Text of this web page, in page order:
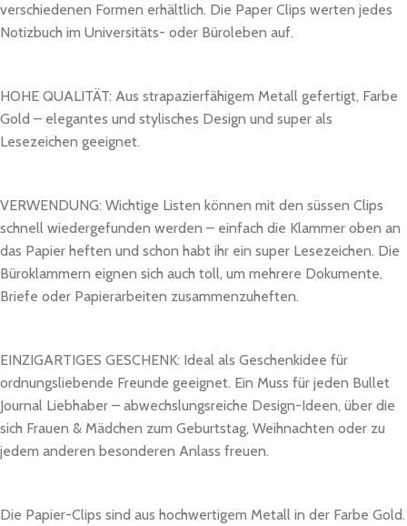
verschiedenen Formen erhältlich. Die Paper Clips werten jedes
Notizbuch im Universitäts- oder Büroleben auf.
HOHE QUALITÄT: Aus strapazierfähigem Metall gefertigt, Farbe
Gold – elegantes und stylisches Design und super als
Lesezeichen geeignet.
VERWENDUNG: Wichtige Listen können mit den süssen Clips
schnell wiedergefunden werden – einfach die Klammer oben an
das Papier heften und schon habt ihr ein super Lesezeichen. Die
Büroklammern eignen sich auch toll, um mehrere Dokumente,
Briefe oder Papierarbeiten zusammenzuheften.
EINZIGARTIGES GESCHENK: Ideal als Geschenkidee für
ordnungsliebende Freunde geeignet. Ein Muss für jeden Bullet
Journal Liebhaber – abwechslungsreiche Design-Ideen, über die
sich Frauen & Mädchen zum Geburtstag, Weihnachten oder zu
jedem anderen besonderen Anlass freuen.
Die Papier-Clips sind aus hochwertigem Metall in der Farbe Gold.